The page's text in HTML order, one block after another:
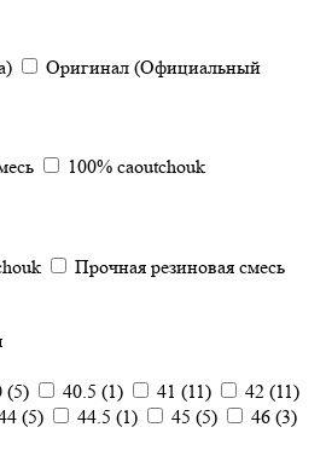
Оригинал (Официальный
100% caoutchouk
Прочная резиновая смесь
(5) 40.5 (1) 41 (11) 42 (11)
(5) 44.5 (1) 45 (5) 46 (3)